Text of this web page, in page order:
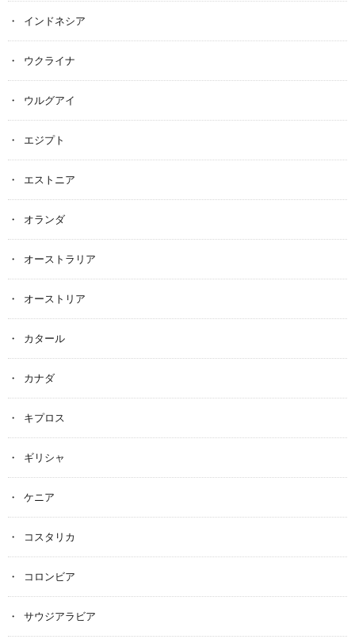
インドネシア
ウクライナ
ウルグアイ
エジプト
エストニア
オランダ
オーストラリア
オーストリア
カタール
カナダ
キプロス
ギリシャ
ケニア
コスタリカ
コロンビア
サウジアラビア